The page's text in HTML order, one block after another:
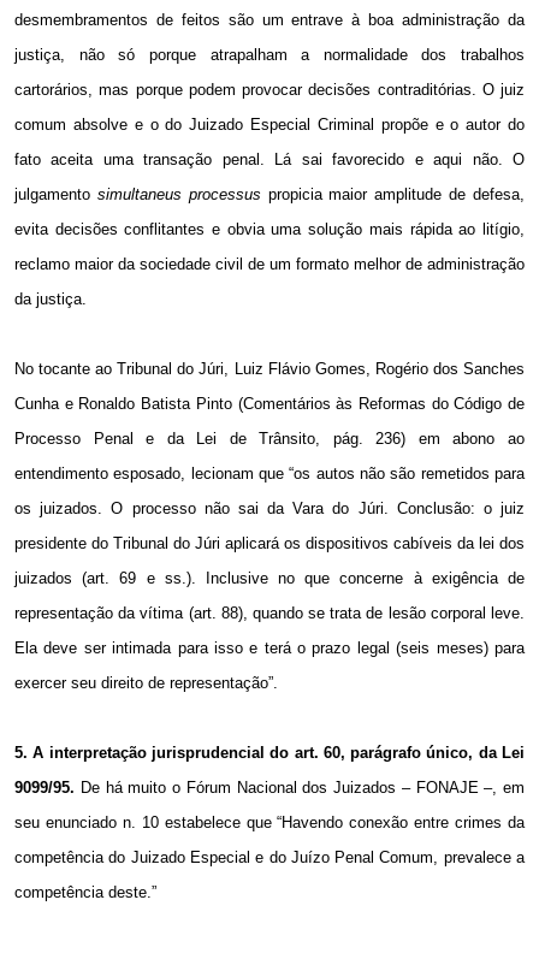
desmembramentos de feitos são um entrave à boa administração da
justiça, não só porque atrapalham a normalidade dos trabalhos
cartorários, mas porque podem provocar decisões contraditórias. O juiz
comum absolve e o do Juizado Especial Criminal propõe e o autor do
fato aceita uma transação penal. Lá sai favorecido e aqui não. O
julgamento simultaneus processus propicia maior amplitude de defesa,
evita decisões conflitantes e obvia uma solução mais rápida ao litígio,
reclamo maior da sociedade civil de um formato melhor de administração
da justiça.
No tocante ao Tribunal do Júri, Luiz Flávio Gomes, Rogério dos Sanches
Cunha e Ronaldo Batista Pinto (Comentários às Reformas do Código de
Processo Penal e da Lei de Trânsito, pág. 236) em abono ao
entendimento esposado, lecionam que “os autos não são remetidos para
os juizados. O processo não sai da Vara do Júri. Conclusão: o juiz
presidente do Tribunal do Júri aplicará os dispositivos cabíveis da lei dos
juizados (art. 69 e ss.). Inclusive no que concerne à exigência de
representação da vítima (art. 88), quando se trata de lesão corporal leve.
Ela deve ser intimada para isso e terá o prazo legal (seis meses) para
exercer seu direito de representação”.
5. A interpretação jurisprudencial do art. 60, parágrafo único, da Lei
9099/95. De há muito o Fórum Nacional dos Juizados – FONAJE –, em
seu enunciado n. 10 estabelece que “Havendo conexão entre crimes da
competência do Juizado Especial e do Juízo Penal Comum, prevalece a
competência deste.”